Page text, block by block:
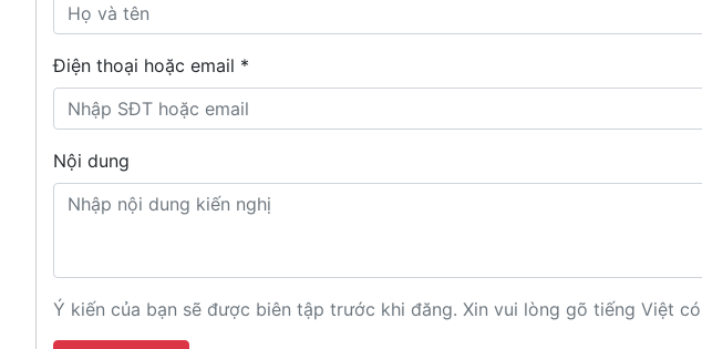
Điện thoại hoặc email *
Nội dung
Ý kiến của bạn sẽ được biên tập trước khi đăng. Xin vui lòng gõ tiếng Việt